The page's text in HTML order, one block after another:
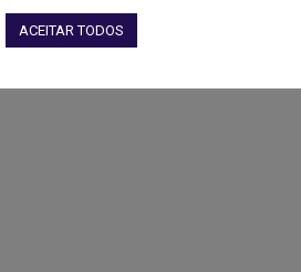
ACEITAR TODOS